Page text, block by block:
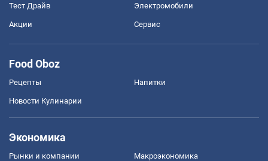
Тест Драйв Электромобили
Акции Сервис
Food Oboz
Рецепты Напитки
Новости Кулинарии
Экономика
Рынки и компании Mакроэкономика